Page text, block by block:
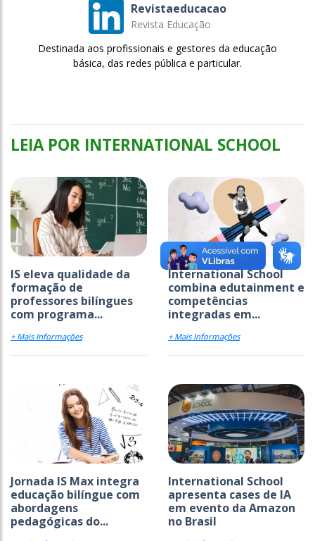
Revistaeducacao
Revista Educação
Destinada aos profissionais e gestores da educação
básica, das redes pública e particular.
LEIA POR INTERNATIONAL SCHOOL
IS eleva qualidade da
formação de
professores bilíngues
com programa...
+ Mais Informações
International School
combina edutainment e
competências
integradas em...
+ Mais Informações
Jornada IS Max integra
educação bilíngue com
abordagens
pedagógicas do...
International School
apresenta cases de IA
em evento da Amazon
no Brasil